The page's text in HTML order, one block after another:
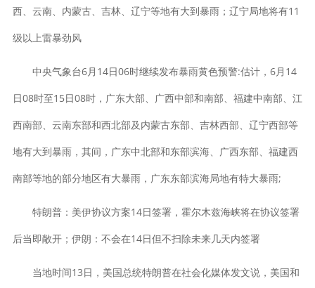
西、云南、内蒙古、吉林、辽宁等地有大到暴雨；辽宁局地将有11
级以上雷暴劲风
中央气象台6月14日06时继续发布暴雨黄色预警:估计，6月14
日08时至15日08时，广东大部、广西中部和南部、福建中南部、江
西南部、云南东部和西北部及内蒙古东部、吉林西部、辽宁西部等
地有大到暴雨，其间，广东中北部和东部滨海、广西东部、福建西
南部等地的部分地区有大暴雨，广东东部滨海局地有特大暴雨;
特朗普：美伊协议方案14日签署，霍尔木兹海峡将在协议签署
后当即敞开；伊朗：不会在14日但不扫除未来几天内签署
当地时间13日，美国总统特朗普在社会化媒体发文说，美国和